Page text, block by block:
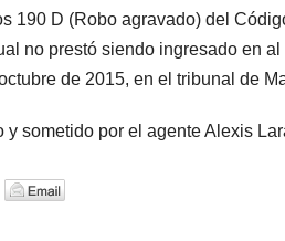
190 D (Robo agravado) del
no prestó siendo ingresado en
de 2015, en el tribunal de
y sometido por el agente Alexis